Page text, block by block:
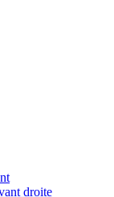
droite